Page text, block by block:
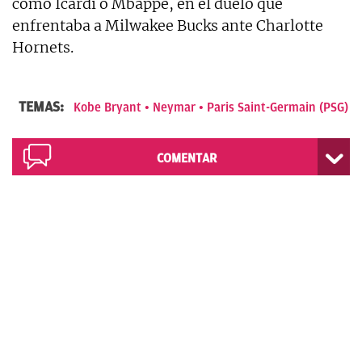
enfrentaba a Milwakee Bucks ante Charlotte
Hornets.
TEMAS: Kobe Bryant Neymar Paris Saint-Germain (PSG)
COMENTAR